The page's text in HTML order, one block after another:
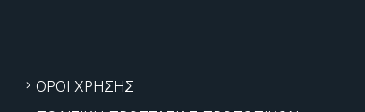
ΟΡΟΙ ΧΡΗΣΗΣ